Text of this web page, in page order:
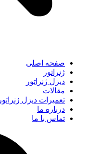
صفحه اصلی
ژنراتور
دیزل ژنراتور
مقالات
تعمیرات دیزل ژنراتور
درباره ما
تماس با ما